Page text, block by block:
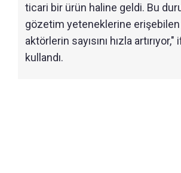
ticari bir ürün haline geldi. Bu
gözetim yeteneklerine
aktörlerin sayısını hızla
kullandı.